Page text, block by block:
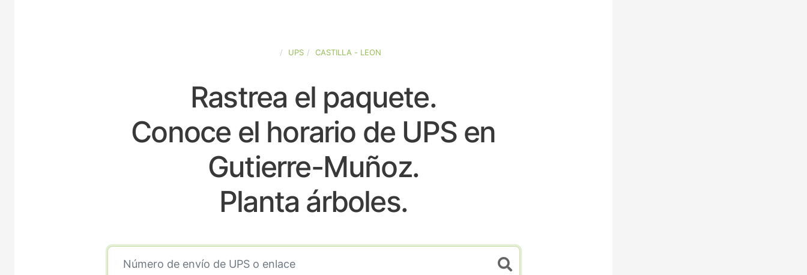
UPS CASTILLA - LEON
Rastrea el paquete.
Conoce el horario de UPS en
Gutierre-Muñoz.
Planta árboles.